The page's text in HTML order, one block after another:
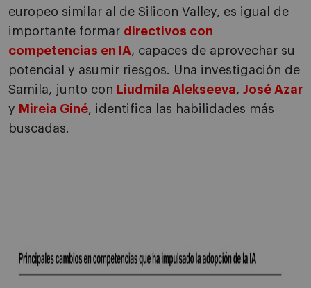
europeo similar al de Silicon Valley, es igual de
importante formar directivos con
competencias en IA, capaces de aprovechar su
potencial y asumir riesgos. Una investigación de
Samila, junto con Liudmila Alekseeva, José Azar
y Mireia Giné, identifica las habilidades más
buscadas.